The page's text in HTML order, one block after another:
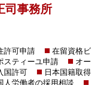
司事務所
許可申請 在留資格
スティーユ申請
オ
国許可
日本国籍取得
人労働者の採用相談